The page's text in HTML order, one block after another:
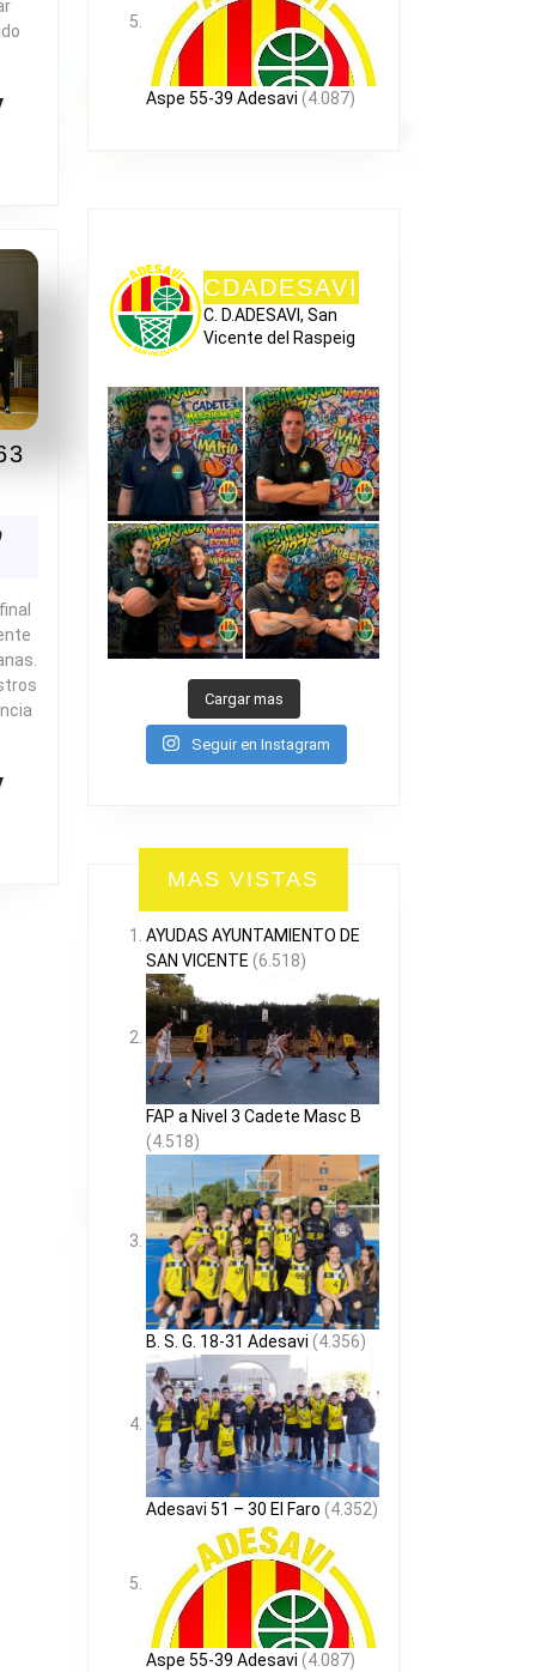
Aspe 55-39 Adesavi (4.087)
CDADESAVI
C. D.ADESAVI, San
Vicente del Raspeig
Cargar mas
Seguir en Instagram
MAS VISTAS
AYUDAS AYUNTAMIENTO DE
SAN VICENTE (6.518)
FAP a Nivel 3 Cadete Masc B
(4.518)
B. S. G. 18-31 Adesavi (4.356)
Adesavi 51 – 30 El Faro (4.352)
Aspe 55-39 Adesavi (4.087)